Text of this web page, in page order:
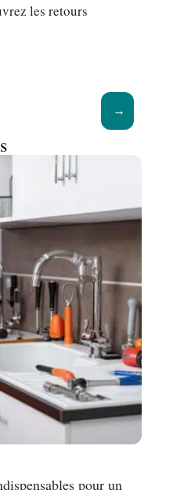
les retours
pour un